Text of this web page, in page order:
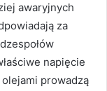
awaryjnych
za
napięcie
prowadzą